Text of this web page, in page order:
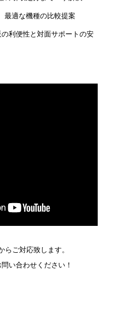
最適な機種の比較提案
利便性と対面サポートの安
らご対応致します。
い合わせください！